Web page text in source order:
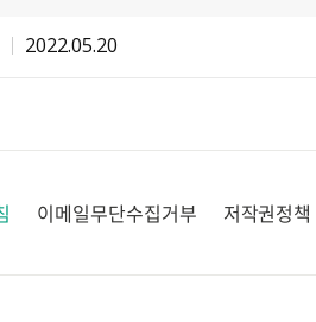
2022.05.20
이메일무단수집거부 저작권정책